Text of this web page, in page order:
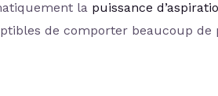
la puissance
de comporter beaucoup de